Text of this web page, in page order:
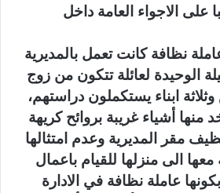
على الاجواء العامة داخل
نظافة كانت تعمل بالمديرية
المعيلة الوحيدة لعائلة تتكون من زوج
ابناء يستكملون دراستهم،
أشياء غريبة بروائح كريهة
مقر المديرية وعدم امتثالها
الى منزلها للقيام باعمال
عاملة نظافة في الادارة